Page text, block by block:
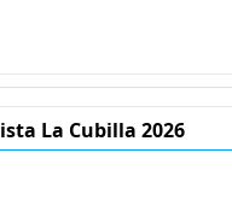
La Cubilla 2026